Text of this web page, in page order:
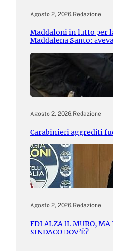
Agosto 2, 2026.Redazione
Maddaloni in lutto per
Maddalena Santo:
Agosto 2, 2026.Redazione
Carabinieri aggrediti
Agosto 2, 2026.Redazione
FDI ALZA IL MURO, MA
SINDACO DOV’È?